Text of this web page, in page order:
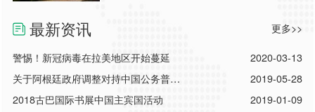
第一个首都，建有独立纪念碑。 建于
19世纪的皇宫，如今成了博物馆。 圣
保罗是个拥有3000多万人口的大城市，但
代，拉丁美洲各国民族独立意识空前强
烈。作为拉美最大最强的国家巴
最新资讯 更多>>
警惕！新冠病毒在拉美地区开始蔓延
2020-03-13
关于阿根廷政府调整对持中国公务普通
护照人员入境政策的通知
2019-05-28
2018古巴国际书展中国主宾国活动
2019-01-09